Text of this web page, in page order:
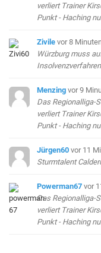
verliert Trainer
Punkt - Haching
Zivile vor 8
Würzburg muss
Insolvenzverfahren
Menzing vor 9
Das Regionalliga-
verliert Trainer
Punkt - Haching
Jürgen60 vor 11
Sturmtalent
Powerman67 vor
Das Regionalliga-
verliert Trainer
Punkt - Haching